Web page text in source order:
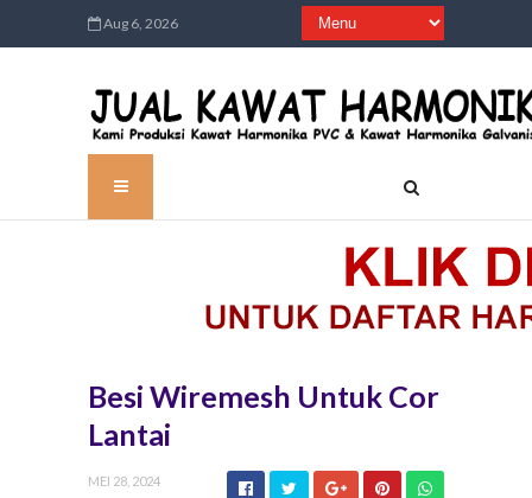
Aug 6, 2026
Besi Wiremesh Untuk Cor
Lantai
MEI 28, 2024